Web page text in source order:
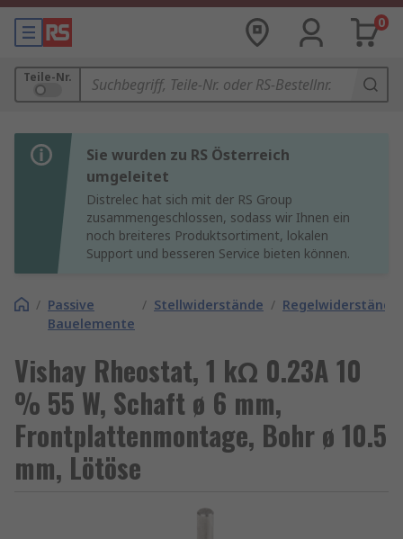
0
Teile-Nr.
Sie wurden zu RS Österreich
umgeleitet
Distrelec hat sich mit der RS Group
zusammengeschlossen, sodass wir Ihnen ein
noch breiteres Produktsortiment, lokalen
Support und besseren Service bieten können.
/ Passive
Bauelemente
/ Stellwiderstände / Regelwiderstände
Vishay Rheostat, 1 kΩ 0.23A 10
% 55 W, Schaft ø 6 mm,
Frontplattenmontage, Bohr ø 10.5
mm, Lötöse